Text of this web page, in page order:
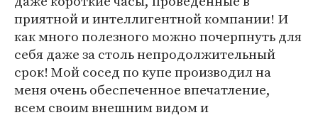
приятной и интеллигентной компании! И
как много полезного можно почерпнуть для
себя даже за столь непродолжительный
срок! Мой сосед по купе производил на
меня очень обеспеченное впечатление,
всем своим внешним видом и